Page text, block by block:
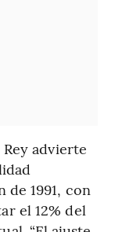
advierte
1991, con
el 12% del